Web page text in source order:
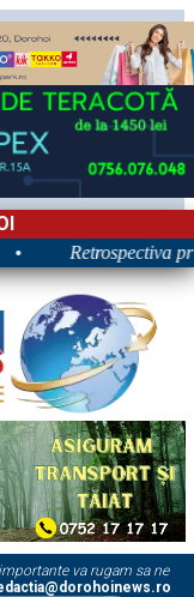
Retrospectiva
va rugam sa ne